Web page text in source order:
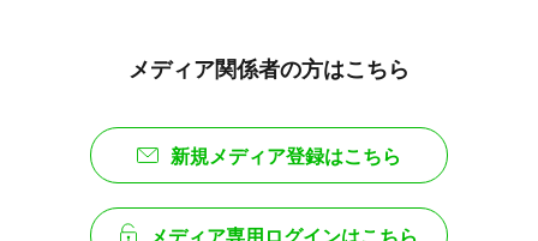
メディア関係者の方はこちら
新規メディア登録はこちら